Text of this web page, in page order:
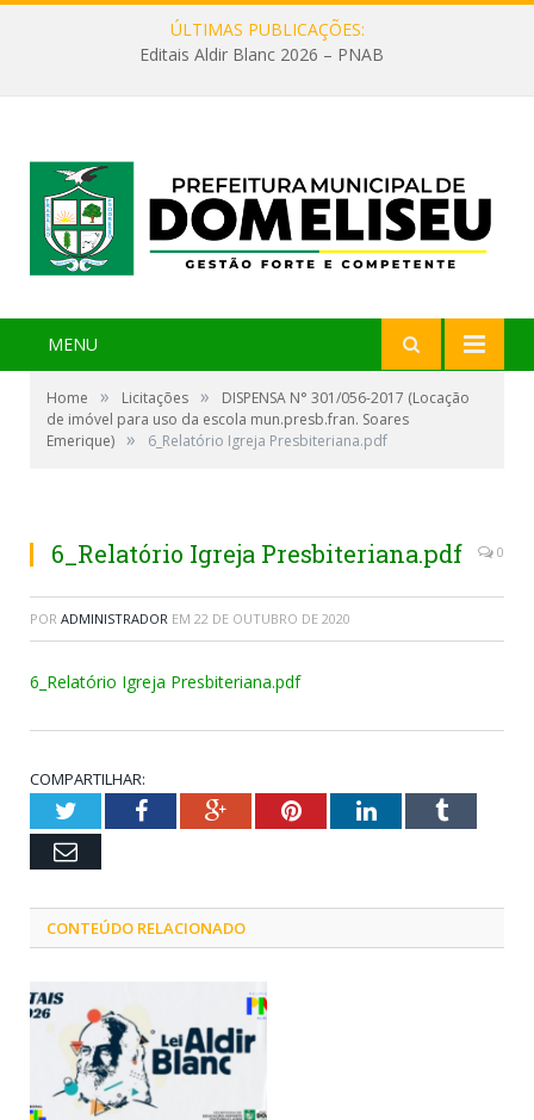
ÚLTIMAS PUBLICAÇÕES:
Editais Aldir Blanc 2026 – PNAB
MENU
Home » Licitações »
DISPENSA N° 301/056-2017 (Locação
de imóvel para uso da escola mun.presb.fran. Soares
Emerique) » 6_Relatório Igreja Presbiteriana.pdf
6_Relatório Igreja Presbiteriana.pdf 0
POR ADMINISTRADOR EM 22 DE OUTUBRO DE 2020
6_Relatório Igreja Presbiteriana.pdf
COMPARTILHAR:
TwitterFacebookGoogle+PinterestLinkedInTumblr
Email
CONTEÚDO RELACIONADO